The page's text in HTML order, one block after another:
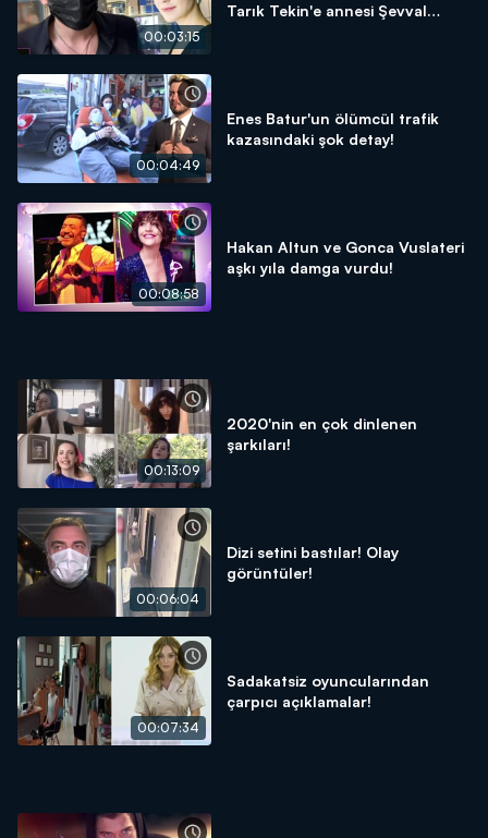
00:03:15
Tarık Tekin'e annesi Şevval
00:04:49
Enes Batur'un ölümcül trafik
kazasındaki şok detay!
00:08:58
Hakan Altun ve Gonca Vuslateri
aşkı yıla damga vurdu!
00:13:09
2020'nin en çok dinlenen
şarkıları!
00:06:04
Dizi setini bastılar! Olay
görüntüler!
00:07:34
Sadakatsiz oyuncularından
çarpıcı açıklamalar!